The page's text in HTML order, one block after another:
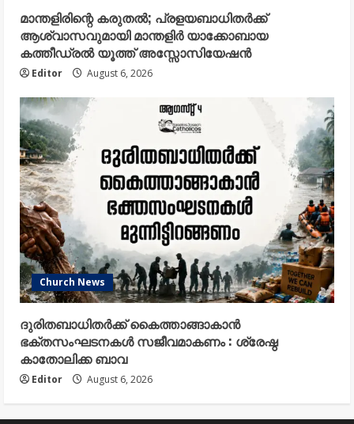
മാന്തളിരിന്റെ കരുതൽ; പ്രളയബാധിതർക്ക്
ആശ്വാസവുമായി മാന്തളിർ യാക്കോബായ
കത്തീഡ്രൽ യൂത്ത് അസ്സോസിയേഷൻ
Editor August 6, 2026
Church News
ദുരിതബാധിതർക്ക് കൈത്താങ്ങാകാൻ
ഭക്തസംഘടനകൾ സജീവമാകണം : ശ്രേഷ്ഠ
കാതോലിക്ക ബാവ
Editor August 6, 2026